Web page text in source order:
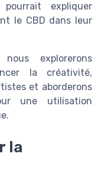
expliquer
le CBD dans leur
explorerons
la créativité,
et aborderons
une utilisation
la